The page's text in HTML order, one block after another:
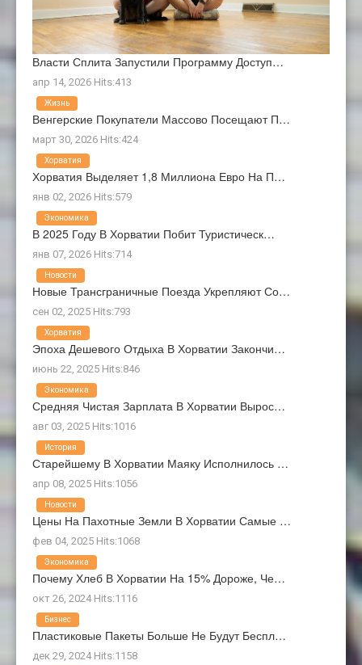
Власти Сплита Запустили Программу Доступ…
апр 14, 2026 Hits:413
Венгерские Покупатели Массово Посещают П…
март 30, 2026 Hits:424
Жизнь
Хорватия Выделяет 1,8 Миллиона Евро На П…
янв 02, 2026 Hits:579
Хорватия
В 2025 Году В Хорватии Побит Туристическ…
янв 07, 2026 Hits:714
Экономика
Новые Трансграничные Поезда Укрепляют Со…
сен 02, 2025 Hits:793
Новости
Эпоха Дешевого Отдыха В Хорватии Закончи…
июнь 22, 2025 Hits:846
Хорватия
Средняя Чистая Зарплата В Хорватии Вырос…
авг 03, 2025 Hits:1016
Экономика
Старейшему В Хорватии Маяку Исполнилось …
апр 08, 2025 Hits:1056
История
Цены На Пахотные Земли В Хорватии Самые …
фев 04, 2025 Hits:1068
Новости
Почему Хлеб В Хорватии На 15% Дороже, Че…
окт 26, 2024 Hits:1116
Экономика
Пластиковые Пакеты Больше Не Будут Беспл…
дек 29, 2024 Hits:1158
Бизнес